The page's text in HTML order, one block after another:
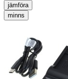
jämföra
minns